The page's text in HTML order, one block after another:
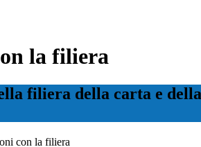
la filiera
filiera della carta e della
con la filiera